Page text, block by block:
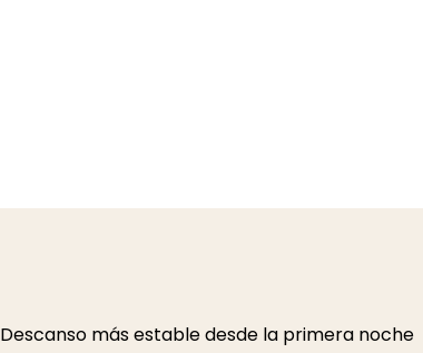
Descanso más estable desde la primera noche